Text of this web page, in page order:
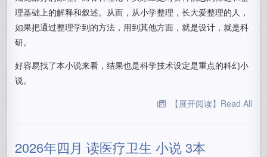
理基础上的解释和叙述。从而，从小学整理，长大爱整理的人，
如果把通过整理学到的方法，用到其他方面，就是设计，就是科
研。
好容易找了本小说来看，结果也是科学技术设定是重点的科幻小
说。
【展开阅读】Read All
2026年四月 读医疗卫生 小说 3本